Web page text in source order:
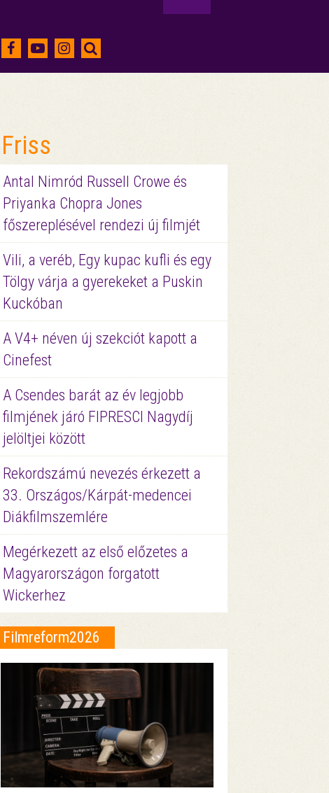
Friss
Antal Nimród Russell Crowe és
Priyanka Chopra Jones
főszereplésével rendezi új filmjét
Vili, a veréb, Egy kupac kufli és egy
Tölgy várja a gyerekeket a Puskin
Kuckóban
A V4+ néven új szekciót kapott a
Cinefest
A Csendes barát az év legjobb
filmjének járó FIPRESCI Nagydíj
jelöltjei között
Rekordszámú nevezés érkezett a
33. Országos/Kárpát-medencei
Diákfilmszemlére
Megérkezett az első előzetes a
Magyarországon forgatott
Wickerhez
Filmreform2026